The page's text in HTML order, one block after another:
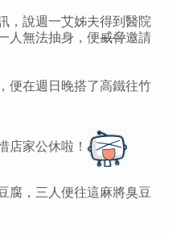
，說週一艾姊夫得到醫院
人無法抽身，便威脅邀請
便在週日晚搭了高鐵往竹
店家公休啦！
腐，三人便往這麻將臭豆